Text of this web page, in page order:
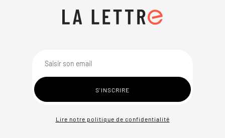
Lire notre politique de confidentialité